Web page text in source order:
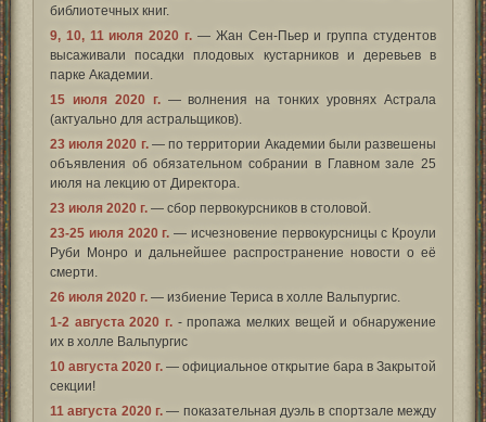
библиотечных книг.
9, 10, 11 июля 2020 г. — Жан Сен-Пьер и группа студентов
высаживали посадки плодовых кустарников и деревьев в
парке Академии.
15 июля 2020 г.— волнения на тонких уровнях Астрала
(актуально для астральщиков).
23 июля 2020 г.— по территории Академии были развешены
объявления об обязательном собрании в Главном зале 25
июля на лекцию от Директора.
23 июля 2020 г. — сбор первокурсников в столовой.
23-25 июля 2020 г. — исчезновение первокурсницы с Кроули
Руби Монро и дальнейшее распространение новости о её
смерти.
26 июля 2020 г. — избиение Териса в холле Вальпургис.
1-2 августа 2020 г. - пропажа мелких вещей и обнаружение
их в холле Вальпургис
10 августа 2020 г. — официальное открытие бара в Закрытой
секции!
11 августа 2020 г. — показательная дуэль в спортзале между